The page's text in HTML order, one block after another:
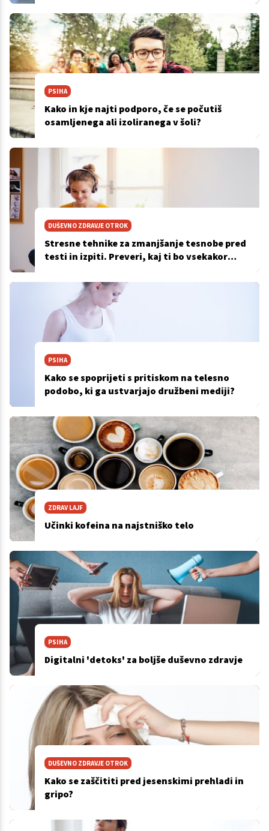
PSIHA
Kako in kje najti podporo, če se počutiš
osamljenega ali izoliranega v šoli?
DUŠEVNO ZDRAVJE OTROK
Stresne tehnike za zmanjšanje tesnobe pred
testi in izpiti. Preveri, kaj ti bo vsekakor
PSIHA
Kako se spoprijeti s pritiskom na telesno
podobo, ki ga ustvarjajo družbeni mediji?
ZDRAV LAJF
Učinki kofeina na najstniško telo
PSIHA
Digitalni 'detoks' za boljše duševno zdravje
DUŠEVNO ZDRAVJE OTROK
Kako se zaščititi pred jesenskimi prehladi in
gripo?